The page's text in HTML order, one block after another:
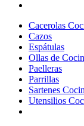
Cacerolas
Cazos
Espátulas
Ollas de
Paelleras
Parrillas
Sartenes
Utensilios